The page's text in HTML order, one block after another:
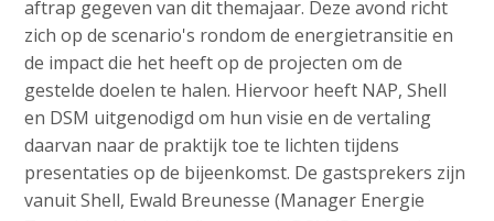
u
m
p
t
o
m
a
aftrap gegeven van dit themajaar. Deze avond richt
zich op de scenario's rondom de energietransitie en
de impact die het heeft op de projecten om de
gestelde doelen te halen. Hiervoor heeft NAP, Shell
en DSM uitgenodigd om hun visie en de vertaling
daarvan naar de praktijk toe te lichten tijdens
presentaties op de bijeenkomst. De gastsprekers zijn
vanuit Shell, Ewald Breunesse (Manager Energie
English
Nederlands